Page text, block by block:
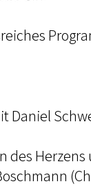
Daniel
des Herzens